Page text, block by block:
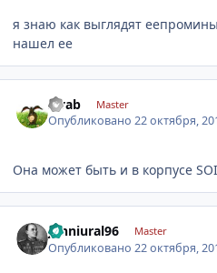
я знаю как выглядят
нашел ее
sivab Master
Опубликовано22 октября,
Она может быть и в корпусе
jonniural96 Master
Опубликовано22 октября,